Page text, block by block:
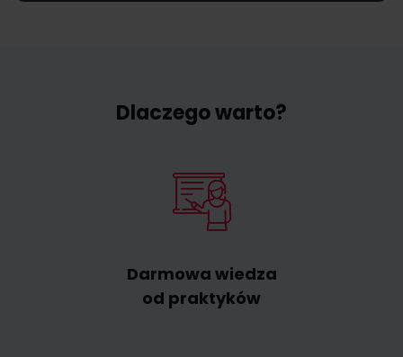
Dlaczego warto?
Darmowa wiedza
od praktyków